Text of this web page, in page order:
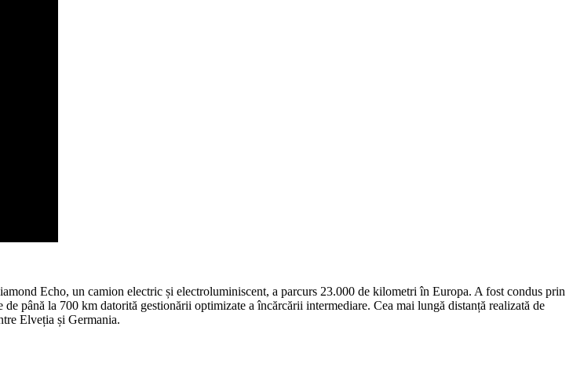
Echo, un camion electric și electroluminiscent, a parcurs 23.000 de kilometri în Europa. A fost condus prin
până la 700 km datorită gestionării optimizate a încărcării intermediare. Cea mai lungă distanță realizată de
Elveția și Germania.